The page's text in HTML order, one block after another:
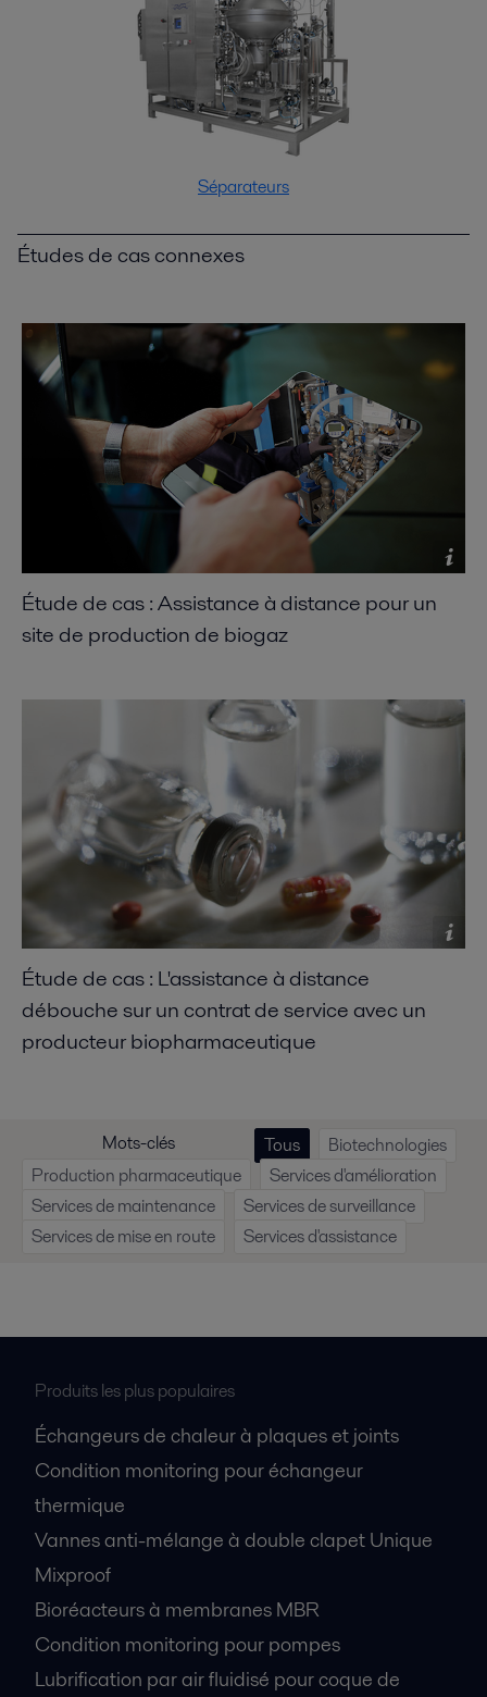
Séparateurs
Études de cas connexes
Étude de cas : Assistance à distance pour un
site de production de biogaz
Étude de cas : L'assistance à distance
débouche sur un contrat de service avec un
producteur biopharmaceutique
Mots-clés Tous
Biotechnologies
Production pharmaceutique
Services d'amélioration
Services de maintenance
Services de surveillance
Services de mise en route
Services d'assistance
Produits les plus populaires
Échangeurs de chaleur à plaques et joints
Condition monitoring pour échangeur
thermique
Vannes anti-mélange à double clapet Unique
Mixproof
Bioréacteurs à membranes MBR
Condition monitoring pour pompes
Lubrification par air fluidisé pour coque de